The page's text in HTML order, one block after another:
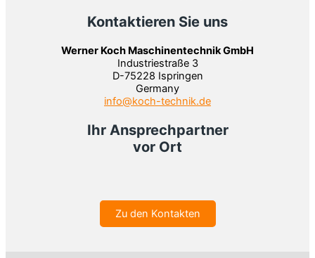
Kontaktieren Sie uns
Werner Koch Maschinentechnik GmbH
Industriestraße 3
D-75228 Ispringen
Germany
info@koch-technik.de
Ihr Ansprechpartner
vor Ort
Zu den Kontakten